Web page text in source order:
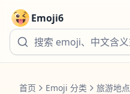
Emoji6
首页 Emoji 分类 旅游地点